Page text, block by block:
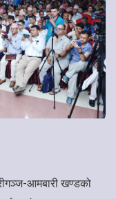
आमबारी खण्डको